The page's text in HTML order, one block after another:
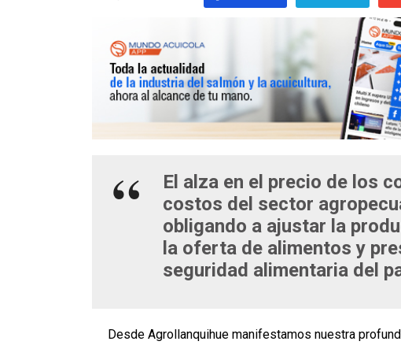
El alza en el precio de los
costos del sector
obligando a ajustar la
la oferta de alimentos y
seguridad alimentaria del
Desde Agrollanquihue manifestamos nuestra